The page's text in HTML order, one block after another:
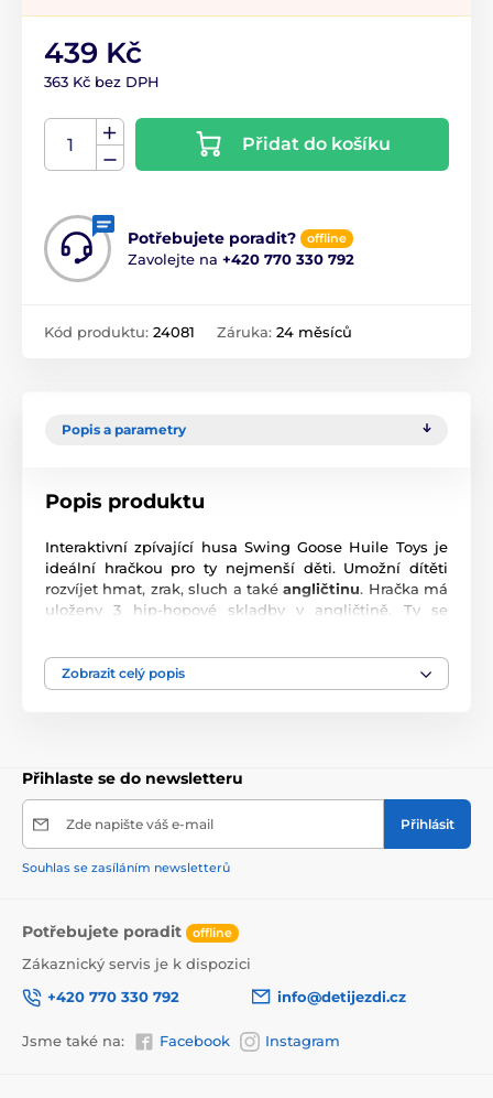
439 Kč
363 Kč bez DPH
Přidat do košíku
Potřebujete poradit? offline
Zavolejte na +420 770 330 792
Kód produktu: 24081 Záruka: 24 měsíců
Popis a parametry
Popis produktu
Interaktivní zpívající husa Swing Goose Huile Toys je
ideální hračkou pro ty nejmenší děti. Umožní dítěti
rozvíjet hmat, zrak, sluch a takéangličtinu. Hračka má
uloženy 3 hip-hopové skladby v angličtině. Ty se
a opět se dá spustit povytažením krku husy. Hračka je
určena pro děti od 18 měsíců věku.
Produkt je zařazen v kategoriích
Edukační hračky
Zobrazit celý popis
Přihlaste se do newsletteru
Zde napište váš e-mail Přihlásit
Souhlas se zasíláním newsletterů
Potřebujete poradit offline
Zákaznický servis je k dispozici
+420 770 330 792
info@detijezdi.cz
Jsme také na: Facebook Instagram